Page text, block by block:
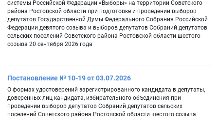
системы Российской Федерации «Выборы» на территории Советского
района Ростовской области при подготовке и проведении выборов
депутатов Государственной Думы Федерального Собрания Российской
Федерации девятого созыва и выборов депутатов Собраний депутатов
сельских поселений Советского района Ростовской области шестого
созыва 20 сентября 2026 года
Постановление № 10-19 от 03.07.2026
О формах удостоверений зарегистрированного кандидата в депутаты,
доверенных лиц кандидата, избирательного объединения при
проведении выборов депутатов Собраний депутатов сельских
поселений Советского района Ростовской области шестого созыва